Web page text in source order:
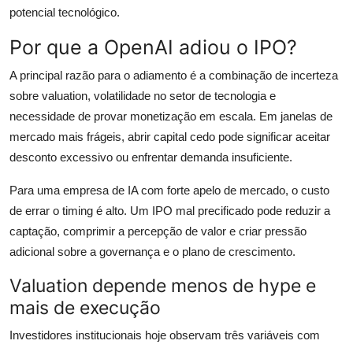
potencial tecnológico.
Por que a OpenAI adiou o IPO?
A principal razão para o adiamento é a combinação de incerteza
sobre valuation, volatilidade no setor de tecnologia e
necessidade de provar monetização em escala. Em janelas de
mercado mais frágeis, abrir capital cedo pode significar aceitar
desconto excessivo ou enfrentar demanda insuficiente.
Para uma empresa de IA com forte apelo de mercado, o custo
de errar o timing é alto. Um IPO mal precificado pode reduzir a
captação, comprimir a percepção de valor e criar pressão
adicional sobre a governança e o plano de crescimento.
Valuation depende menos de hype e
mais de execução
Investidores institucionais hoje observam três variáveis com